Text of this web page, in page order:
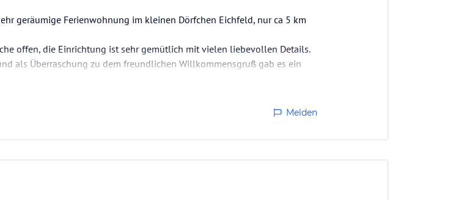
geräumige Ferienwohnung im kleinen Dörfchen Eichfeld, nur ca 5 km
offen, die Einrichtung ist sehr gemütlich mit vielen liebevollen Details.
als Überraschung zu dem freundlichen Willkommensgruß gab es ein
sind, hatten wir unser Reisebettchen zusätzlich mitgenommen,
Melden